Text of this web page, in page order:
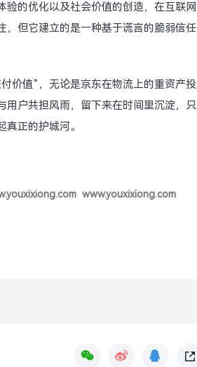
的优化以及社会价值的创造，在互联网
，但它建立的是一种基于谎言的脆弱信任
价值”，无论是京东在物流上的重资产投
户共担风雨，留下来在时间里沉淀，只
正的护城河。
www.youxixiong.com